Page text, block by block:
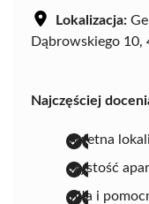
Lokalizacja:
Dąbrowskiego 10,
Najczęściej
świetna
czystość
miła i